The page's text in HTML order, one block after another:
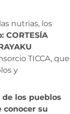
nutrias, los
CORTESÍA
TICCA, que
y
los pueblos
conocer su